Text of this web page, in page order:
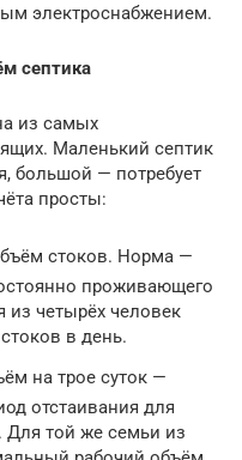
электроснабжением.
септика
из самых
Маленький септик
большой — потребует
просты:
стоков. Норма —
проживающего
из четырёх человек
в день.
на трое суток —
отстаивания для
Для той же семьи из